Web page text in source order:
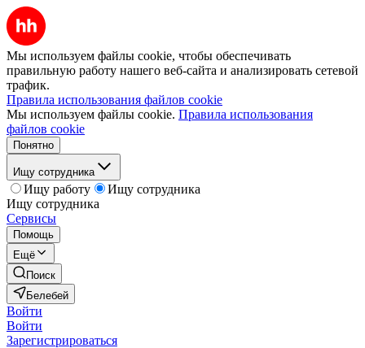
Мы используем файлы cookie, чтобы обеспечивать
правильную работу нашего веб-сайта и анализировать сетевой
трафик.
Правила использования файлов cookie
Мы используем файлы cookie. Правила использования
файлов cookie
Понятно
Ищу сотрудника
Ищу работу
Ищу сотрудника
Ищу сотрудника
Сервисы
Помощь
Ещё
Поиск
Белебей
Войти
Войти
Зарегистрироваться